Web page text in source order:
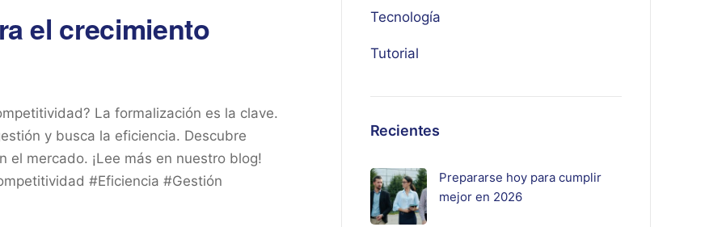
el crecimiento
La formalización es la clave.
y busca la eficiencia. Descubre
mercado. ¡Lee más en nuestro blog!
#Eficiencia #Gestión
Tecnología
Tutorial
Recientes
Prepararse hoy para cumplir
mejor en 2026